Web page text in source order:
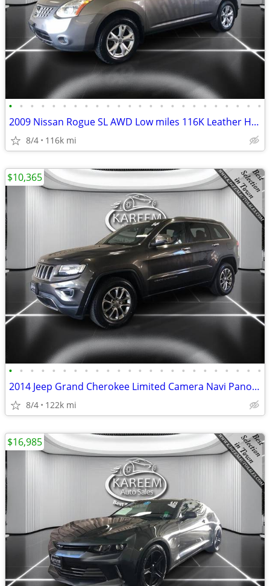
• • • • • • • • • • • • • • • • • • • • • • • •
2009 Nissan Rogue SL AWD Low miles 116K Leather Heated Seats Moonroo
8/4 116k mi
• • • • • • • • • • • • • • • • • • • • • • • •
2014 Jeep Grand Cherokee Limited Camera Navi Pano Heated/Cooling Sea
8/4 122k mi
$10,365
$16,985